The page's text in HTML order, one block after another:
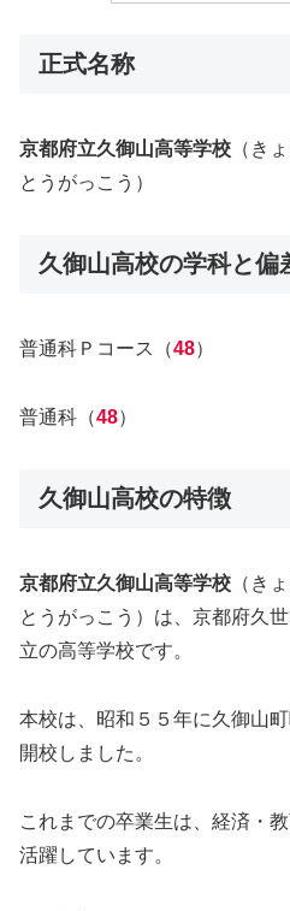
正式名称
京都府立久御山高等学校 （き
とうがっこう）
久御山高校の学科と偏
普通科Ｐコース（48）
普通科（48）
久御山高校の特徴
京都府立久御山高等学校 （き
とうがっこう）は、京都府久
立の高等学校です。
本校は、昭和５５年に久御山
開校しました。
これまでの卒業生は、経済・
活躍しています。